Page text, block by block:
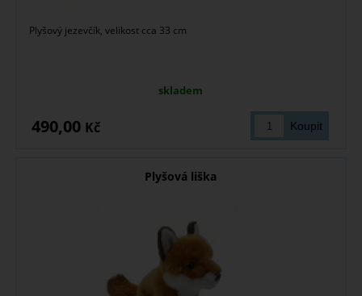
Plyšový jezevčík, velikost cca 33 cm
skladem
490,00 Kč
Plyšová liška